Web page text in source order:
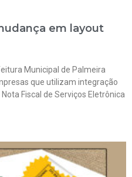
em layout
Municipal de Palmeira
que utilizam integração
Fiscal de Serviços Eletrônica